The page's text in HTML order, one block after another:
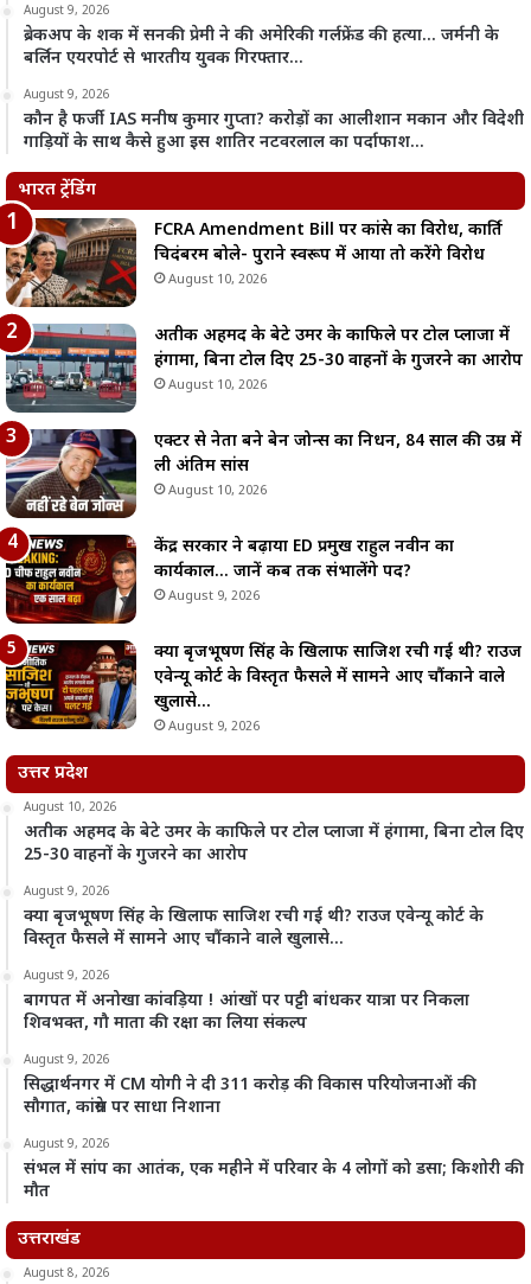
August 9, 2026
ब्रेकअप के शक में सनकी प्रेमी ने की अमेरिकी गर्लफ्रेंड की हत्या… जर्मनी के
बर्लिन एयरपोर्ट से भारतीय युवक गिरफ्तार…
August 9, 2026
कौन है फर्जी IAS मनीष कुमार गुप्ता? करोड़ों का आलीशान मकान और विदेशी
गाड़ियों के साथ कैसे हुआ इस शातिर नटवरलाल का पर्दाफाश…
भारत ट्रेंडिंग
FCRA Amendment Bill पर कांग्रेस का विरोध, कार्ति
चिदंबरम बोले- पुराने स्वरूप में आया तो करेंगे विरोध
August 10, 2026
अतीक अहमद के बेटे उमर के काफिले पर टोल प्लाजा में
हंगामा, बिना टोल दिए 25-30 वाहनों के गुजरने का आरोप
August 10, 2026
एक्टर से नेता बने बेन जोन्स का निधन, 84 साल की उम्र में
ली अंतिम सांस
August 10, 2026
केंद्र सरकार ने बढ़ाया ED प्रमुख राहुल नवीन का
कार्यकाल… जानें कब तक संभालेंगे पद?
August 9, 2026
क्या बृजभूषण सिंह के खिलाफ साजिश रची गई थी? राउज
एवेन्यू कोर्ट के विस्तृत फैसले में सामने आए चौंकाने वाले
खुलासे…
August 9, 2026
उत्तर प्रदेश
August 10, 2026
अतीक अहमद के बेटे उमर के काफिले पर टोल प्लाजा में हंगामा, बिना टोल दिए
25-30 वाहनों के गुजरने का आरोप
August 9, 2026
क्या बृजभूषण सिंह के खिलाफ साजिश रची गई थी? राउज एवेन्यू कोर्ट के
विस्तृत फैसले में सामने आए चौंकाने वाले खुलासे…
August 9, 2026
बागपत में अनोखा कांवड़िया ! आंखों पर पट्टी बांधकर यात्रा पर निकला
शिवभक्त, गौ माता की रक्षा का लिया संकल्प
August 9, 2026
सिद्धार्थनगर में CM योगी ने दी 311 करोड़ की विकास परियोजनाओं की
सौगात, कांग्रेस पर साधा निशाना
August 9, 2026
संभल में सांप का आतंक, एक महीने में परिवार के 4 लोगों को डसा; किशोरी की
मौत
उत्तराखंड
August 8, 2026